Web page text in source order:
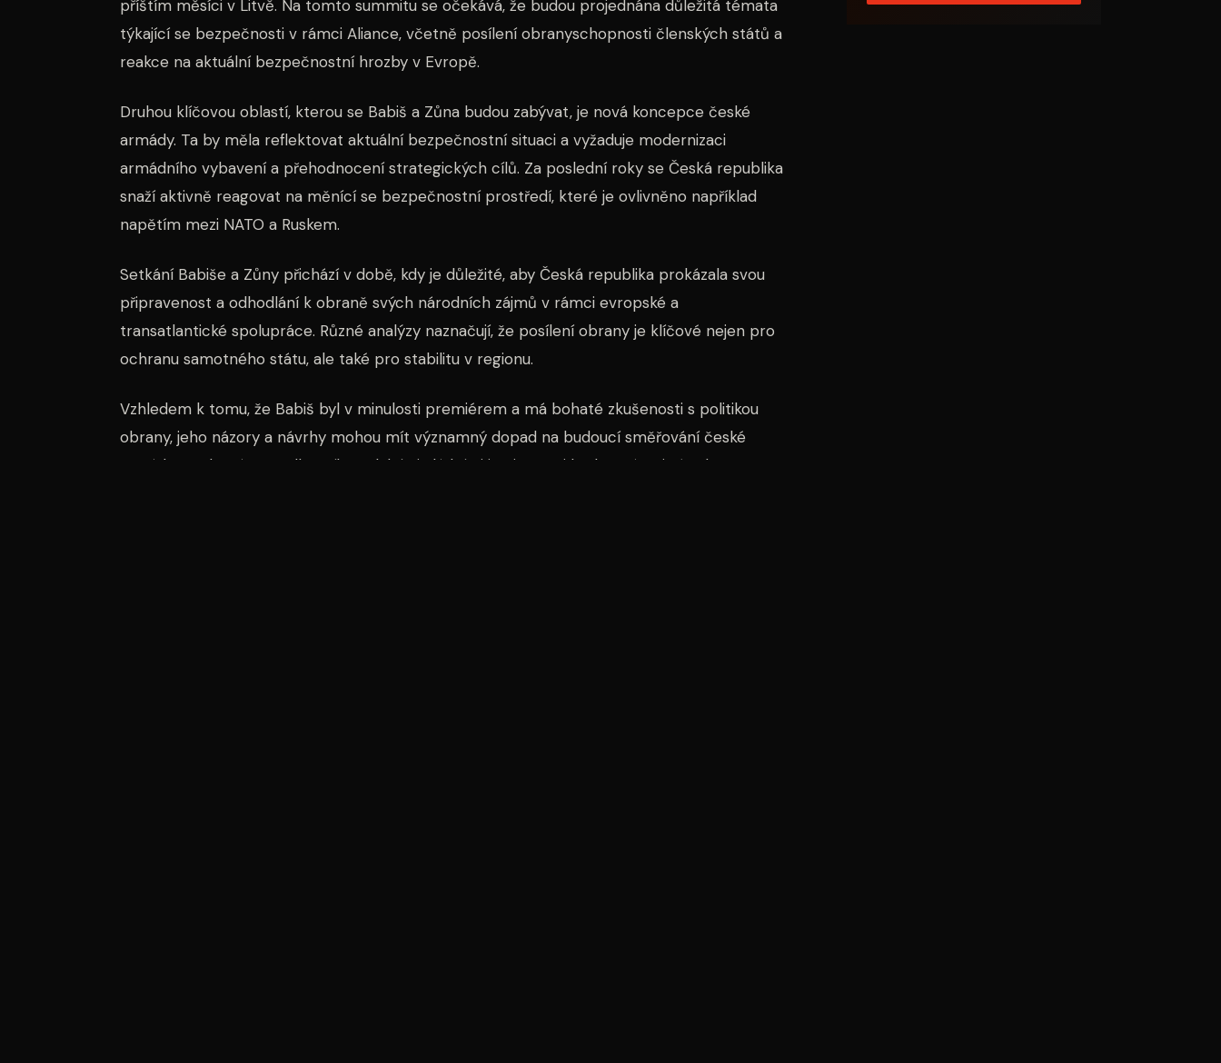
příštím měsíci v Litvě. Na tomto summitu se očekává, že budou projednána důležitá témata
týkající se bezpečnosti v rámci Aliance, včetně posílení obranyschopnosti členských států a
reakce na aktuální bezpečnostní hrozby v Evropě.
Druhou klíčovou oblastí, kterou se Babiš a Zůna budou zabývat, je nová koncepce české
armády. Ta by měla reflektovat aktuální bezpečnostní situaci a vyžaduje modernizaci
armádního vybavení a přehodnocení strategických cílů. Za poslední roky se Česká republika
snaží aktivně reagovat na měnící se bezpečnostní prostředí, které je ovlivněno například
napětím mezi NATO a Ruskem.
Setkání Babiše a Zůny přichází v době, kdy je důležité, aby Česká republika prokázala svou
připravenost a odhodlání k obraně svých národních zájmů v rámci evropské a
transatlantické spolupráce. Různé analýzy naznačují, že posílení obrany je klíčové nejen pro
ochranu samotného státu, ale také pro stabilitu v regionu.
Vzhledem k tomu, že Babiš byl v minulosti premiérem a má bohaté zkušenosti s politikou
obrany, jeho názory a návrhy mohou mít významný dopad na budoucí směřování české
armády. Spolupráce s odborníky a dalšími vládními institucemi bude v rámci této koncepce